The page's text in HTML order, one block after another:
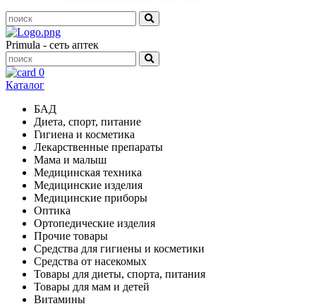
Primula - сеть аптек
0
Каталог
БАД
Диета, спорт, питание
Гигиена и косметика
Лекарственные препараты
Мама и малыш
Медицинская техника
Медицинские изделия
Медицинские приборы
Оптика
Ортопедические изделия
Прочие товары
Средства для гигиены и косметики
Средства от насекомых
Товары для диеты, спорта, питания
Товары для мам и детей
Витамины